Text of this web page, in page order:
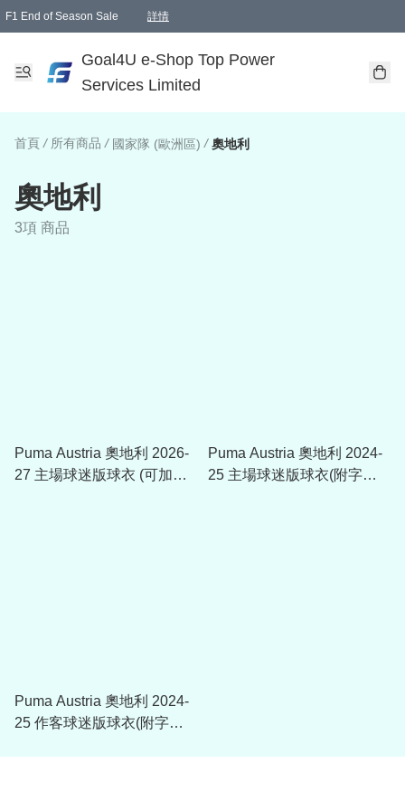
F1 End of Season Sale 詳情
Goal4U e-Shop Top Power
Services Limited
首頁 / 所有商品 / 國家隊 (歐洲區) / 奧地利
奧地利
3項 商品
Puma Austria 奧地利 2026-
27 主場球迷版球衣 (可加印
Puma Austria 奧地利 2024-
25 主場球迷版球衣(附字章
Puma Austria 奧地利 2024-
25 作客球迷版球衣(附字章